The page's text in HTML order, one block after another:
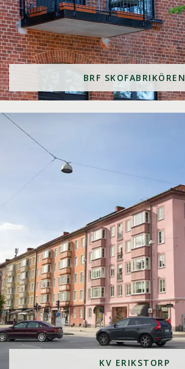
BRF SKOFABRIKÖREN
KV ERIKSTORP